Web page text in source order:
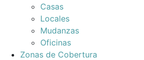
Casas
Locales
Mudanzas
Oficinas
Zonas de Cobertura